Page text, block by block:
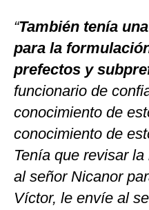
“También tenía
para la
prefectos y
funcionario de
conocimiento de
conocimiento de
Tenía que revisar
al señor Nicanor
Víctor, le envíe al